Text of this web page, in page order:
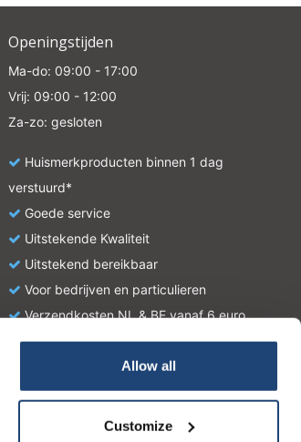
Allow all
Customize
Openingstijden
Ma-do: 09:00 - 17:00
Vrij: 09:00 - 12:00
Za-zo: gesloten
Huismerkproducten binnen 1 dag
verstuurd*
Goede service
Uitstekende Kwaliteit
Uitstekend bereikbaar
Voor bedrijven en particulieren
Verzendkosten NL & BE vanaf 6 euro
handleiding of omschrijving hoe u het
het gebruik van chemicaliën.